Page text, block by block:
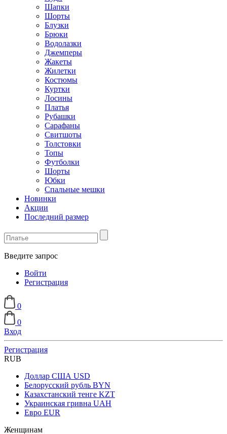
Шапки
Шорты
Блузки
Брюки
Водолазки
Джемперы
Жакеты
Жилетки
Костюмы
Куртки
Лосины
Платья
Рубашки
Сарафаны
Свитшоты
Толстовки
Топы
Футболки
Шорты
Юбки
Спальные мешки
Новинки
Акции
Последний размер
Введите запрос
Войти
Регистрация
0
0
Вход
Регистрация
RUB
Доллар США USD
Белорусский рубль BYN
Казахстанский тенге KZT
Украинская гривна UAH
Евро EUR
Женщинам